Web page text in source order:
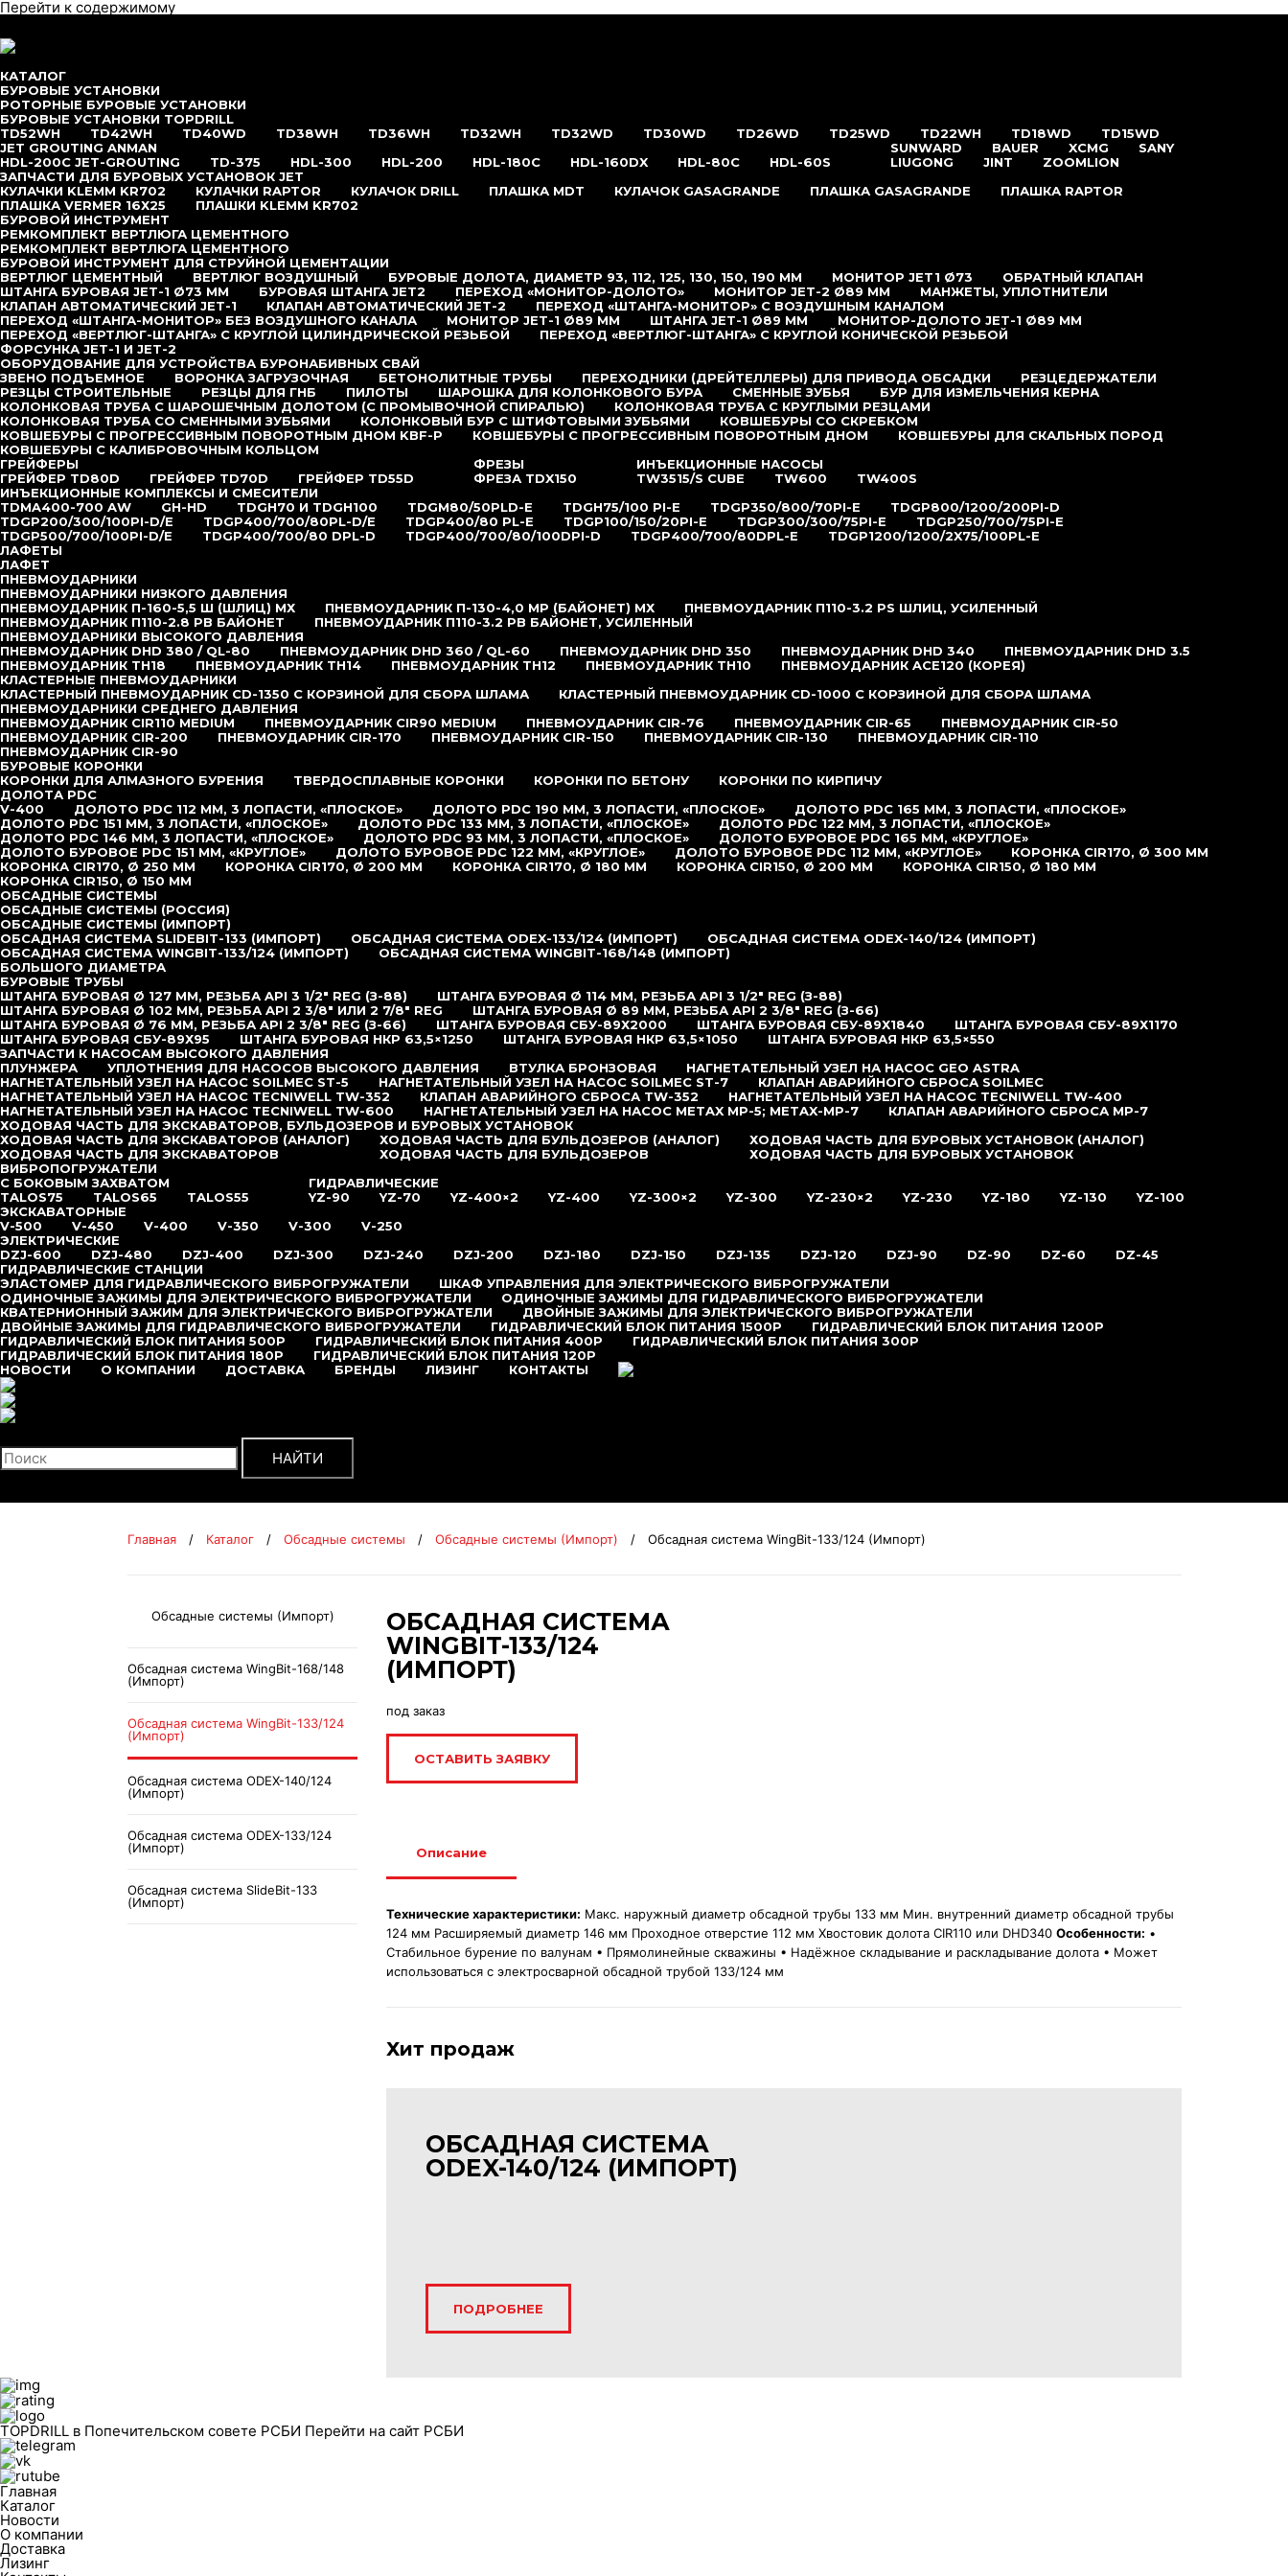
Перейти к содержимому
КАТАЛОГ
БУРОВЫЕ УСТАНОВКИ
РОТОРНЫЕ БУРОВЫЕ УСТАНОВКИ
БУРОВЫЕ УСТАНОВКИ TOPDRILL
TD52WH
TD42WH TD40WD TD38WH TD36WH TD32WH TD32WD TD30WD TD26WD TD25WD TD22WH TD18WD
TD15WD
JET GROUTING ANMAN
HDL-200C JET-GROUTING
TD-375 HDL-300 HDL-200 HDL-180С HDL-160DX HDL-80C HDL-60S
SUNWARD BAUER XCMG
SANY
LIUGONG
JINT
ZOOMLION
ЗАПЧАСТИ ДЛЯ БУРОВЫХ УСТАНОВОК JET
КУЛАЧКИ KLEMM KR702
КУЛАЧКИ RAPTOR КУЛАЧОК DRILL ПЛАШКА MDT КУЛАЧОК GASAGRANDE ПЛАШКА GASAGRANDE
ПЛАШКА RAPTOR
ПЛАШКА VERMER 16Х25
ПЛАШКИ KLEMM KR702
БУРОВОЙ ИНСТРУМЕНТ
РЕМКОМПЛЕКТ ВЕРТЛЮГА ЦЕМЕНТНОГО
РЕМКОМПЛЕКТ ВЕРТЛЮГА ЦЕМЕНТНОГО
БУРОВОЙ ИНСТРУМЕНТ ДЛЯ СТРУЙНОЙ ЦЕМЕНТАЦИИ
ВЕРТЛЮГ ЦЕМЕНТНЫЙ
ВЕРТЛЮГ ВОЗДУШНЫЙ БУРОВЫЕ ДОЛОТА, ДИАМЕТР 93, 112, 125, 130, 150, 190 ММ МОНИТОР JET1 Ø73
ОБРАТНЫЙ КЛАПАН
ШТАНГА БУРОВАЯ JET-1 Ø73 ММ
БУРОВАЯ ШТАНГА JET2 ПЕРЕХОД «МОНИТОР-ДОЛОТО» МОНИТОР JET-2 Ø89 ММ
МАНЖЕТЫ, УПЛОТНИТЕЛИ
КЛАПАН АВТОМАТИЧЕСКИЙ JET-1
КЛАПАН АВТОМАТИЧЕСКИЙ JET-2
ПЕРЕХОД «ШТАНГА-МОНИТОР» С ВОЗДУШНЫМ КАНАЛОМ
ПЕРЕХОД «ШТАНГА-МОНИТОР» БЕЗ ВОЗДУШНОГО КАНАЛА
МОНИТОР JET-1 Ø89 ММ ШТАНГА JET-1 Ø89 ММ
МОНИТОР-ДОЛОТО JET-1 Ø89 ММ
ПЕРЕХОД «ВЕРТЛЮГ-ШТАНГА» С КРУГЛОЙ ЦИЛИНДРИЧЕСКОЙ РЕЗЬБОЙ
ПЕРЕХОД «ВЕРТЛЮГ-ШТАНГА» С КРУГЛОЙ КОНИЧЕСКОЙ РЕЗЬБОЙ
ФОРСУНКА JET-1 И JET-2
ОБОРУДОВАНИЕ ДЛЯ УСТРОЙСТВА БУРОНАБИВНЫХ СВАЙ
ЗВЕНО ПОДЪЕМНОЕ
ВОРОНКА ЗАГРУЗОЧНАЯ БЕТОНОЛИТНЫЕ ТРУБЫ ПЕРЕХОДНИКИ (ДРЕЙТЕЛЛЕРЫ) ДЛЯ ПРИВОДА ОБСАДКИ
РЕЗЦЕДЕРЖАТЕЛИ
РЕЗЦЫ СТРОИТЕЛЬНЫЕ
РЕЗЦЫ ДЛЯ ГНБ ПИЛОТЫ ШАРОШКА ДЛЯ КОЛОНКОВОГО БУРА СМЕННЫЕ ЗУБЬЯ
БУР ДЛЯ ИЗМЕЛЬЧЕНИЯ КЕРНА
КОЛОНКОВАЯ ТРУБА С ШАРОШЕЧНЫМ ДОЛОТОМ (С ПРОМЫВОЧНОЙ СПИРАЛЬЮ)
КОЛОНКОВАЯ ТРУБА С КРУГЛЫМИ РЕЗЦАМИ
КОЛОНКОВАЯ ТРУБА СО СМЕННЫМИ ЗУБЬЯМИ
КОЛОНКОВЫЙ БУР С ШТИФТОВЫМИ ЗУБЬЯМИ
КОВШЕБУРЫ СО СКРЕБКОМ
КОВШЕБУРЫ С ПРОГРЕССИВНЫМ ПОВОРОТНЫМ ДНОМ KBF-P
КОВШЕБУРЫ С ПРОГРЕССИВНЫМ ПОВОРОТНЫМ ДНОМ
КОВШЕБУРЫ ДЛЯ СКАЛЬНЫХ ПОРОД
КОВШЕБУРЫ С КАЛИБРОВОЧНЫМ КОЛЬЦОМ
ГРЕЙФЕРЫ
ГРЕЙФЕР TD80D
ГРЕЙФЕР TD70D ГРЕЙФЕР TD55D
ФРЕЗЫ
ФРЕЗА TDX150
ИНЪЕКЦИОННЫЕ НАСОСЫ
TW3515/S CUBE
TW600
TW400S
ИНЪЕКЦИОННЫЕ КОМПЛЕКСЫ И СМЕСИТЕЛИ
TDMA400-700 AW
GH-HD TDGH70 И TDGH100 TDGM80/50PLD-E TDGH75/100 PI-E TDGP350/800/70PI-E
TDGP800/1200/200PI-D
TDGP200/300/100PI-D/E
TDGP400/700/80PL-D/E TDGP400/80 PL-E TDGP100/150/20PI-E TDGP300/300/75PI-E
TDGP250/700/75PI-E
TDGP500/700/100PI-D/E
TDGP400/700/80 DPL-D TDGP400/700/80/100DPI-D TDGP400/700/80DPL-E
TDGP1200/1200/2X75/100PL-E
ЛАФЕТЫ
ЛАФЕТ
ПНЕВМОУДАРНИКИ
ПНЕВМОУДАРНИКИ НИЗКОГО ДАВЛЕНИЯ
ПНЕВМОУДАРНИК П-160-5,5 Ш (ШЛИЦ) МХ
ПНЕВМОУДАРНИК П-130-4,0 MP (БАЙОНЕТ) МХ
ПНЕВМОУДАРНИК П110-3.2 РS ШЛИЦ, УСИЛЕННЫЙ
ПНЕВМОУДАРНИК П110-2.8 РВ БАЙОНЕТ
ПНЕВМОУДАРНИК П110-3.2 РB БАЙОНЕТ, УСИЛЕННЫЙ
ПНЕВМОУДАРНИКИ ВЫСОКОГО ДАВЛЕНИЯ
ПНЕВМОУДАРНИК DHD 380 / QL-80
ПНЕВМОУДАРНИК DHD 360 / QL-60 ПНЕВМОУДАРНИК DHD 350 ПНЕВМОУДАРНИК DHD 340
ПНЕВМОУДАРНИК DHD 3.5
ПНЕВМОУДАРНИК TH18
ПНЕВМОУДАРНИК TH14 ПНЕВМОУДАРНИК TH12 ПНЕВМОУДАРНИК TH10
ПНЕВМОУДАРНИК ACE120 (КОРЕЯ)
КЛАСТЕРНЫЕ ПНЕВМОУДАРНИКИ
КЛАСТЕРНЫЙ ПНЕВМОУДАРНИК CD-1350 С КОРЗИНОЙ ДЛЯ СБОРА ШЛАМА
КЛАСТЕРНЫЙ ПНЕВМОУДАРНИК CD-1000 С КОРЗИНОЙ ДЛЯ СБОРА ШЛАМА
ПНЕВМОУДАРНИКИ СРЕДНЕГО ДАВЛЕНИЯ
ПНЕВМОУДАРНИК CIR110 MEDIUM
ПНЕВМОУДАРНИК CIR90 MEDIUM ПНЕВМОУДАРНИК CIR-76 ПНЕВМОУДАРНИК CIR-65
ПНЕВМОУДАРНИК CIR-50
ПНЕВМОУДАРНИК CIR-200
ПНЕВМОУДАРНИК CIR-170 ПНЕВМОУДАРНИК CIR-150 ПНЕВМОУДАРНИК CIR-130
ПНЕВМОУДАРНИК CIR-110
ПНЕВМОУДАРНИК CIR-90
БУРОВЫЕ КОРОНКИ
КОРОНКИ ДЛЯ АЛМАЗНОГО БУРЕНИЯ
ТВЕРДОСПЛАВНЫЕ КОРОНКИ КОРОНКИ ПО БЕТОНУ
КОРОНКИ ПО КИРПИЧУ
ДОЛОТА PDC
V-400
ДОЛОТО PDC 112 ММ, 3 ЛОПАСТИ, «ПЛОСКОЕ» ДОЛОТО PDC 190 ММ, 3 ЛОПАСТИ, «ПЛОСКОЕ»
ДОЛОТО PDC 165 ММ, 3 ЛОПАСТИ, «ПЛОСКОЕ»
ДОЛОТО PDC 151 ММ, 3 ЛОПАСТИ, «ПЛОСКОЕ»
ДОЛОТО PDC 133 ММ, 3 ЛОПАСТИ, «ПЛОСКОЕ»
ДОЛОТО PDC 122 ММ, 3 ЛОПАСТИ, «ПЛОСКОЕ»
ДОЛОТО PDC 146 ММ, 3 ЛОПАСТИ, «ПЛОСКОЕ»
ДОЛОТО PDC 93 ММ, 3 ЛОПАСТИ, «ПЛОСКОЕ»
ДОЛОТО БУРОВОЕ PDC 165 ММ, «КРУГЛОЕ»
ДОЛОТО БУРОВОЕ PDC 151 ММ, «КРУГЛОЕ»
ДОЛОТО БУРОВОЕ PDC 122 ММ, «КРУГЛОЕ» ДОЛОТО БУРОВОЕ PDC 112 ММ, «КРУГЛОЕ»
КОРОНКА CIR170, Ø 300 ММ
КОРОНКА CIR170, Ø 250 ММ
КОРОНКА CIR170, Ø 200 ММ КОРОНКА CIR170, Ø 180 ММ КОРОНКА CIR150, Ø 200 ММ
КОРОНКА CIR150, Ø 180 ММ
КОРОНКА CIR150, Ø 150 ММ
ОБСАДНЫЕ СИСТЕМЫ
ОБСАДНЫЕ СИСТЕМЫ (РОССИЯ)
ОБСАДНЫЕ СИСТЕМЫ (ИМПОРТ)
ОБСАДНАЯ СИСТЕМА SLIDEBIT-133 (ИМПОРТ)
ОБСАДНАЯ СИСТЕМА ODEX-133/124 (ИМПОРТ)
ОБСАДНАЯ СИСТЕМА ODEX-140/124 (ИМПОРТ)
ОБСАДНАЯ СИСТЕМА WINGBIT-133/124 (ИМПОРТ)
ОБСАДНАЯ СИСТЕМА WINGBIT-168/148 (ИМПОРТ)
БОЛЬШОГО ДИАМЕТРА
БУРОВЫЕ ТРУБЫ
ШТАНГА БУРОВАЯ Ø 127 ММ, РЕЗЬБА API 3 1/2″ REG (З-88)
ШТАНГА БУРОВАЯ Ø 114 ММ, РЕЗЬБА API 3 1/2″ REG (З-88)
ШТАНГА БУРОВАЯ Ø 102 ММ, РЕЗЬБА API 2 3/8″ ИЛИ 2 7/8″ REG
ШТАНГА БУРОВАЯ Ø 89 ММ, РЕЗЬБА API 2 3/8″ REG (З-66)
ШТАНГА БУРОВАЯ Ø 76 ММ, РЕЗЬБА API 2 3/8″ REG (З-66)
ШТАНГА БУРОВАЯ СБУ-89Х2000 ШТАНГА БУРОВАЯ СБУ-89Х1840
ШТАНГА БУРОВАЯ СБУ-89Х1170
ШТАНГА БУРОВАЯ СБУ-89Х95
ШТАНГА БУРОВАЯ НКР 63,5×1250 ШТАНГА БУРОВАЯ НКР 63,5×1050
ШТАНГА БУРОВАЯ НКР 63,5×550
ЗАПЧАСТИ К НАСОСАМ ВЫСОКОГО ДАВЛЕНИЯ
ПЛУНЖЕРА
УПЛОТНЕНИЯ ДЛЯ НАСОСОВ ВЫСОКОГО ДАВЛЕНИЯ ВТУЛКА БРОНЗОВАЯ
НАГНЕТАТЕЛЬНЫЙ УЗЕЛ НА НАСОС GEO ASTRA
НАГНЕТАТЕЛЬНЫЙ УЗЕЛ НА НАСОС SOILMEC ST-5
НАГНЕТАТЕЛЬНЫЙ УЗЕЛ НА НАСОС SOILMEC ST-7
КЛАПАН АВАРИЙНОГО СБРОСА SOILMEC
НАГНЕТАТЕЛЬНЫЙ УЗЕЛ НА НАСОС TECNIWELL TW-352
КЛАПАН АВАРИЙНОГО СБРОСА TW-352
НАГНЕТАТЕЛЬНЫЙ УЗЕЛ НА НАСОС TECNIWELL TW-400
НАГНЕТАТЕЛЬНЫЙ УЗЕЛ НА НАСОС TECNIWELL TW-600
НАГНЕТАТЕЛЬНЫЙ УЗЕЛ НА НАСОС METAX MP-5; METAX-MP-7
КЛАПАН АВАРИЙНОГО СБРОСА MP-7
ХОДОВАЯ ЧАСТЬ ДЛЯ ЭКСКАВАТОРОВ, БУЛЬДОЗЕРОВ И БУРОВЫХ УСТАНОВОК
ХОДОВАЯ ЧАСТЬ ДЛЯ ЭКСКАВАТОРОВ (АНАЛОГ)
ХОДОВАЯ ЧАСТЬ ДЛЯ ЭКСКАВАТОРОВ
ХОДОВАЯ ЧАСТЬ ДЛЯ БУЛЬДОЗЕРОВ (АНАЛОГ)
ХОДОВАЯ ЧАСТЬ ДЛЯ БУЛЬДОЗЕРОВ
ХОДОВАЯ ЧАСТЬ ДЛЯ БУРОВЫХ УСТАНОВОК (АНАЛОГ)
ХОДОВАЯ ЧАСТЬ ДЛЯ БУРОВЫХ УСТАНОВОК
ВИБРОПОГРУЖАТЕЛИ
С БОКОВЫМ ЗАХВАТОМ
TALOS75
TALOS65 TALOS55
ГИДРАВЛИЧЕСКИЕ
YZ-90
YZ-70 YZ-400×2 YZ-400 YZ-300×2 YZ-300 YZ-230×2 YZ-230 YZ-180 YZ-130
YZ-100
ЭКСКАВАТОРНЫЕ
V-500
V-450 V-400 V-350 V-300
V-250
ЭЛЕКТРИЧЕСКИЕ
DZJ-600
DZJ-480 DZJ-400 DZJ-300 DZJ-240 DZJ-200 DZJ-180 DZJ-150 DZJ-135 DZJ-120 DZJ-90 DZ-90 DZ-60
DZ-45
ГИДРАВЛИЧЕСКИЕ СТАНЦИИ
ЭЛАСТОМЕР ДЛЯ ГИДРАВЛИЧЕСКОГО ВИБРОГРУЖАТЕЛИ
ШКАФ УПРАВЛЕНИЯ ДЛЯ ЭЛЕКТРИЧЕСКОГО ВИБРОГРУЖАТЕЛИ
ОДИНОЧНЫЕ ЗАЖИМЫ ДЛЯ ЭЛЕКТРИЧЕСКОГО ВИБРОГРУЖАТЕЛИ
ОДИНОЧНЫЕ ЗАЖИМЫ ДЛЯ ГИДРАВЛИЧЕСКОГО ВИБРОГРУЖАТЕЛИ
КВАТЕРНИОННЫЙ ЗАЖИМ ДЛЯ ЭЛЕКТРИЧЕСКОГО ВИБРОГРУЖАТЕЛИ
ДВОЙНЫЕ ЗАЖИМЫ ДЛЯ ЭЛЕКТРИЧЕСКОГО ВИБРОГРУЖАТЕЛИ
ДВОЙНЫЕ ЗАЖИМЫ ДЛЯ ГИДРАВЛИЧЕСКОГО ВИБРОГРУЖАТЕЛИ
ГИДРАВЛИЧЕСКИЙ БЛОК ПИТАНИЯ 1500P
ГИДРАВЛИЧЕСКИЙ БЛОК ПИТАНИЯ 1200P
ГИДРАВЛИЧЕСКИЙ БЛОК ПИТАНИЯ 500P
ГИДРАВЛИЧЕСКИЙ БЛОК ПИТАНИЯ 400P
ГИДРАВЛИЧЕСКИЙ БЛОК ПИТАНИЯ 300P
ГИДРАВЛИЧЕСКИЙ БЛОК ПИТАНИЯ 180P
ГИДРАВЛИЧЕСКИЙ БЛОК ПИТАНИЯ 120P
НОВОСТИ
О КОМПАНИИ ДОСТАВКА БРЕНДЫ ЛИЗИНГ КОНТАКТЫ
НАЙТИ
Главная / Каталог / Обсадные системы / Обсадные системы (Импорт) / Обсадная система WingBit-133/124 (Импорт)
Обсадные системы (Импорт)
Обсадная система WingBit-168/148
(Импорт)
Обсадная система WingBit-133/124
(Импорт)
Обсадная система ODEX-140/124
(Импорт)
Обсадная система ODEX-133/124
(Импорт)
Обсадная система SlideBit-133
(Импорт)
ОБСАДНАЯ СИСТЕМА
WINGBIT-133/124
(ИМПОРТ)
под заказ
ОСТАВИТЬ ЗАЯВКУ
Описание
Технические характеристики: Макс. наружный диаметр обсадной трубы 133 мм Мин. внутренний диаметр обсадной трубы
124 мм Расширяемый диаметр 146 мм Проходное отверстие 112 мм Хвостовик долота CIR110 или DHD340 Особенности: •
Стабильное бурение по валунам • Прямолинейные скважины • Надёжное складывание и раскладывание долота • Может
использоваться с электросварной обсадной трубой 133/124 мм
Хит продаж
ОБСАДНАЯ СИСТЕМА
ODEX-140/124 (ИМПОРТ)
ПОДРОБНЕЕ
TOPDRILL в Попечительском совете РСБИ Перейти на сайт РСБИ
Главная
Каталог
Новости
О компании
Доставка
Лизинг